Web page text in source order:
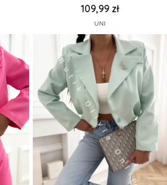
109,99 zł
UNI